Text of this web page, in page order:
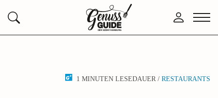
Suchen
Zurück
zur
Anmelden
Menü
1 MINUTEN LESEDAUER / RESTAURANTS